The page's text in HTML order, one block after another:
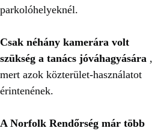
parkolóhelyeknél.
Csak néhány kamerára volt
szükség a tanács jóváhagyására ,
mert azok közterület-használatot
érintenének.
A Norfolk Rendőrség már több